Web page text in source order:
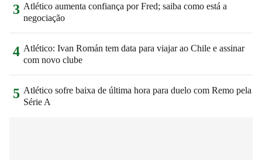
3 Atlético aumenta confiança por Fred; saiba como está a
negociação
4 Atlético: Ivan Román tem data para viajar ao Chile e assinar
com novo clube
5 Atlético sofre baixa de última hora para duelo com Remo pela
Série A